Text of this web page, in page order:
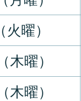
曜）
木曜）
木曜）